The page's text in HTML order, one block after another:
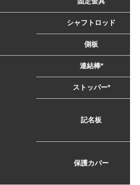
シャフトロッド
側板
連結棒*
ストッパー*
記名板
保護カバー